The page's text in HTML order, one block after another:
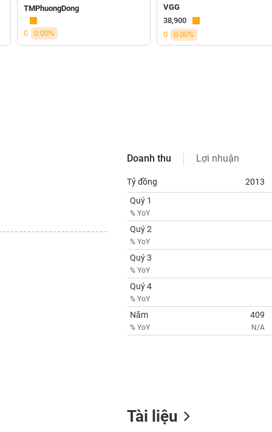
TMPhuongDong
0 0.00%
VGG
38,900
0
0.00%
Doanh thu Lợi nhuận
Tỷ đồng
2013
Quý 1
% YoY
Quý 2
% YoY
Quý 3
% YoY
Quý 4
% YoY
Năm
% YoY
409
N/A
Tài liệu